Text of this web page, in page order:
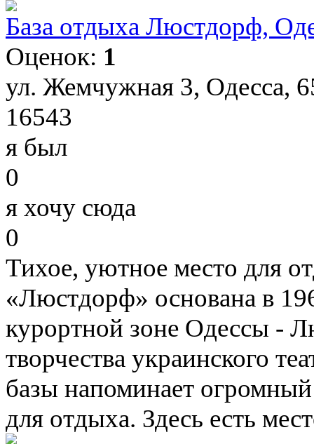
База отдыха Люстдорф,
Оценок: 1
ул. Жемчужная 3, Одесса,
16543
я был
0
я хочу сюда
0
Тихое, уютное место для
«Люстдорф» основана в
курортной зоне Одессы -
творчества украинского
базы напоминает
для отдыха. Здесь есть